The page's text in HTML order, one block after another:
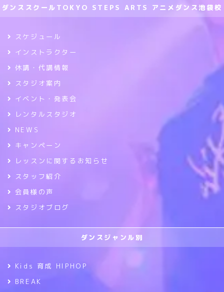
ダンススクールTOKYO STEPS ARTS アニメダンス池袋校
スケジュール
インストラクター
休講・代講情報
スタジオ案内
イベント・発表会
レンタルスタジオ
NEWS
キャンペーン
レッスンに関するお知らせ
スタッフ紹介
会員様の声
スタジオブログ
ダンスジャンル別
Kids 育成 HIPHOP
BREAK